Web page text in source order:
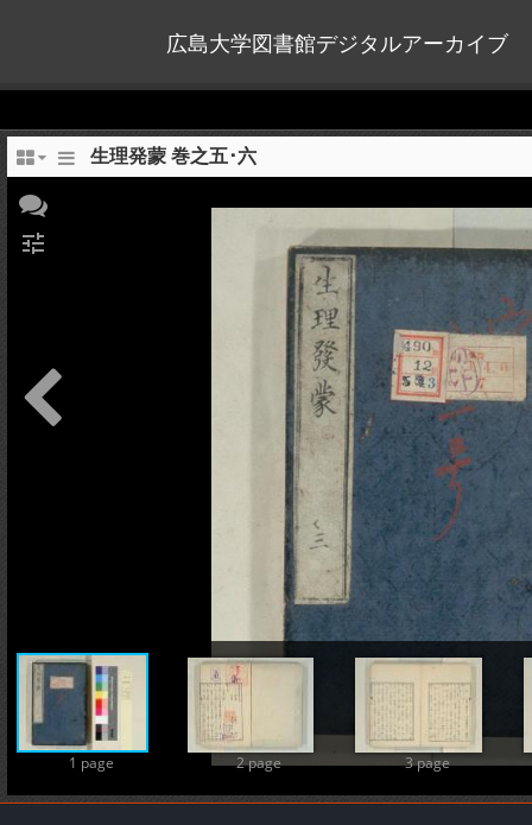
広島大学図書館デジタルアーカイブ
生理発蒙 巻之五･六
1 page 2 page 3 page
tune